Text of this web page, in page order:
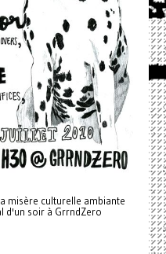
misère culturelle ambiante
d'un soir à GrrndZero